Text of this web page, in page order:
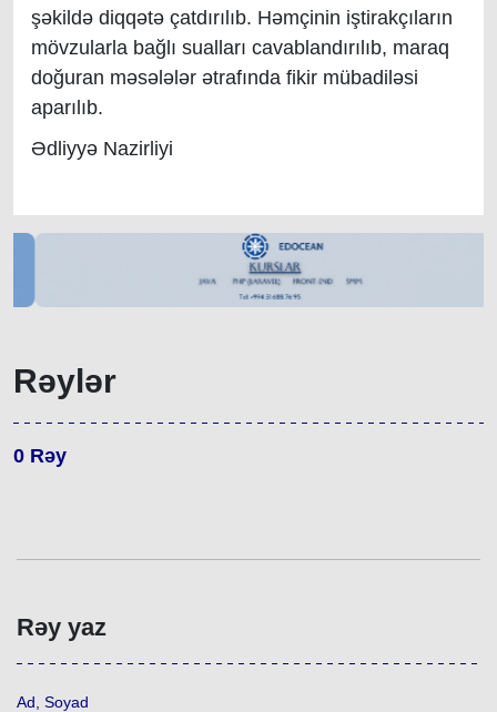
şəkildə diqqətə çatdırılıb. Həmçinin iştirakçıların
mövzularla bağlı sualları cavablandırılıb, maraq
doğuran məsələlər ətrafında fikir mübadiləsi
aparılıb.
Ədliyyə Nazirliyi
Rəylər
0 Rəy
Rəy yaz
Ad, Soyad